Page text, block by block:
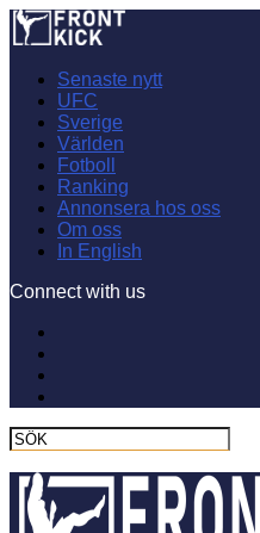
Senaste nytt
UFC
Sverige
Världen
Fotboll
Ranking
Annonsera hos oss
Om oss
In English
Connect with us